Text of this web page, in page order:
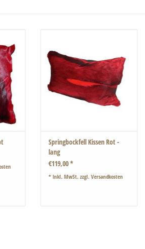
Springbockfell Kissen Rot -
lang
€119,00 *
* Inkl. MwSt. zzgl. Versandkosten